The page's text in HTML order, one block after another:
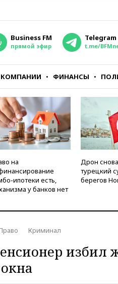
Business FM
прямой эфир
Telegram
t.me/
КОМПАНИИ ФИНАНСЫ
на
ипотеки есть,
у банков нет
Дрон
турецкий
берегов
Криминал
избил